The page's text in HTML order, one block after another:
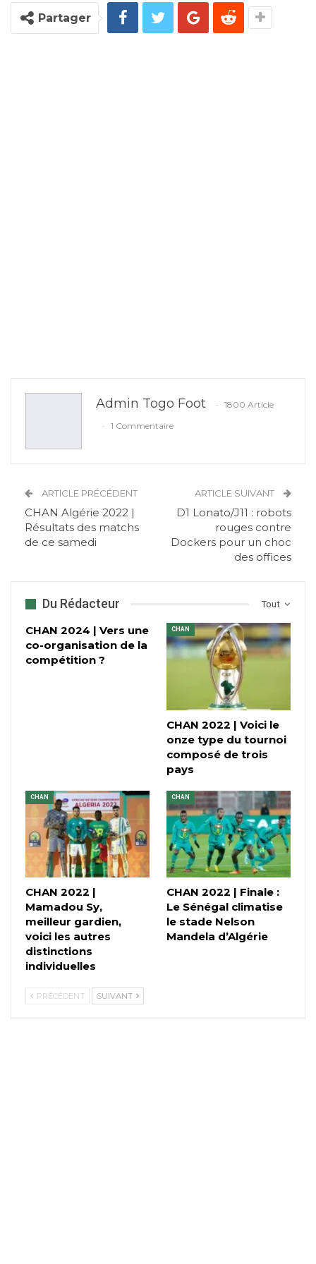
Partager
Admin Togo Foot
1800 Article
1 Commentaire
ARTICLE PRÉCÉDENT
CHAN Algérie 2022 |
Résultats des matchs
de ce samedi
ARTICLE SUIVANT
D1 Lonato/J11 : robots
rouges contre
Dockers pour un choc
des offices
Tout
Du Rédacteur
CHAN 2024 | Vers une
co-organisation de la
compétition ?
CHAN
CHAN 2022 | Voici le
onze type du tournoi
composé de trois
pays
CHAN
CHAN 2022 |
Mamadou Sy,
meilleur gardien,
voici les autres
distinctions
individuelles
CHAN
CHAN 2022 | Finale :
Le Sénégal climatise
le stade Nelson
Mandela d’Algérie
PRÉCÉDENT SUIVANT